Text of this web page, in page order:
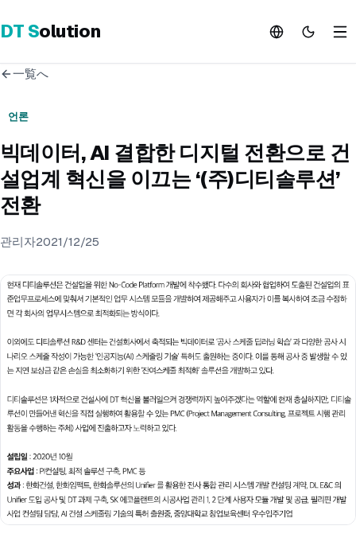
DT Solution
一覧へ
언론
빅데이터, AI 결합한 디지털 전환으로 건
설업계 혁신을 이끄는 ‘(주)디티솔루션’
전환
관리자2021/12/25